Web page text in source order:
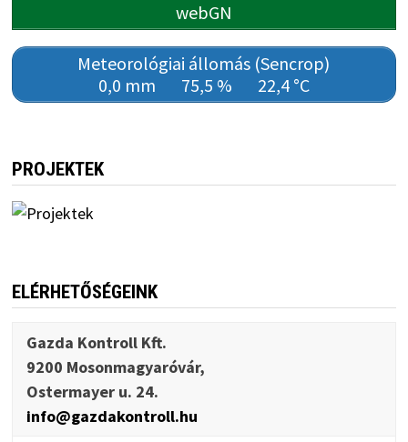
webGN
Meteorológiai állomás (Sencrop)
0,0 mm
75,5 % 22,4 °C
PROJEKTEK
ELÉRHETŐSÉGEINK
Gazda Kontroll Kft.
9200 Mosonmagyaróvár,
Ostermayer u. 24.
info@gazdakontroll.hu